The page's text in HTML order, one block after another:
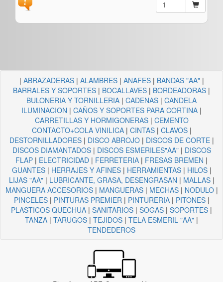
| ABRAZADERAS| ALAMBRES| ANAFES| BANDAS "AA"|
BARRALES Y SOPORTES | BOCALLAVES | BORDEADORAS |
BULONERIA Y TORNILLERIA | CADENAS | CANDELA
ILUMINACION | CAÑOS Y SOPORTES PARA CORTINA |
CARRETILLAS Y HORMIGONERAS| CEMENTO
CONTACTO+COLA VINILICA| CINTAS| CLAVOS|
DESTORNILLADORES| DISCO ABROJO| DISCOS DE CORTE|
DISCOS DIAMANTADOS| DISCOS ESMERILES"AA"| DISCOS
FLAP | ELECTRICIDAD | FERRETERIA | FRESAS BREMEN |
GUANTES| HERRAJES Y AFINES| HERRAMIENTAS| HILOS|
LIJAS "AA"| LUBRICANTE, GRASA, DESENGRASAN | MALLAS|
MANGUERA ACCESORIOS| MANGUERAS| MECHAS| NODULO|
PINCELES| PINTURAS PREMIER | PINTURERIA| PITONES|
PLASTICOS QUECHUA | SANITARIOS | SOGAS | SOPORTES |
TANZA | TARUGOS | TEJIDOS | TELA ESMERIL "AA" |
TENDEDEROS